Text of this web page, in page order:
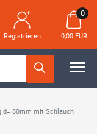
Registrieren
0
0,00 EUR
d= 80mm mit Schlauch